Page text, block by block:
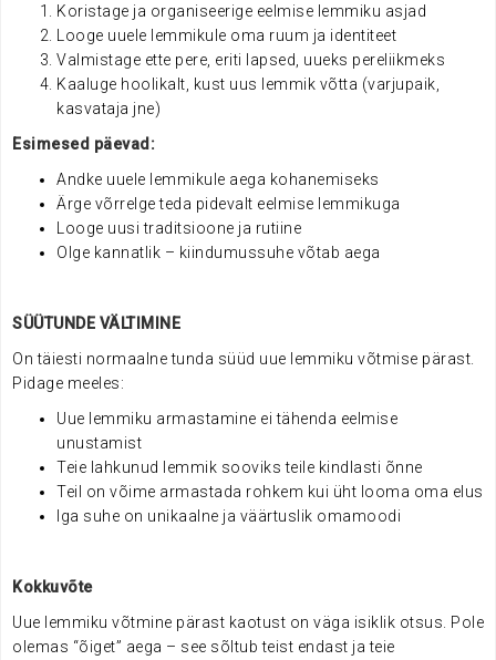
Koristage ja organiseerige eelmise lemmiku asjad
Looge uuele lemmikule oma ruum ja identiteet
Valmistage ette pere, eriti lapsed, uueks pereliikmeks
Kaaluge hoolikalt, kust uus lemmik võtta (varjupaik,
kasvataja jne)
Esimesed päevad:
Andke uuele lemmikule aega kohanemiseks
Ärge võrrelge teda pidevalt eelmise lemmikuga
Looge uusi traditsioone ja rutiine
Olge kannatlik – kiindumussuhe võtab aega
SÜÜTUNDE VÄLTIMINE
On täiesti normaalne tunda süüd uue lemmiku võtmise pärast.
Pidage meeles:
Uue lemmiku armastamine ei tähenda eelmise
unustamist
Teie lahkunud lemmik sooviks teile kindlasti õnne
Teil on võime armastada rohkem kui üht looma oma elus
Iga suhe on unikaalne ja väärtuslik omamoodi
Kokkuvõte
Uue lemmiku võtmine pärast kaotust on väga isiklik otsus. Pole
olemas “õiget” aega – see sõltub teist endast ja teie